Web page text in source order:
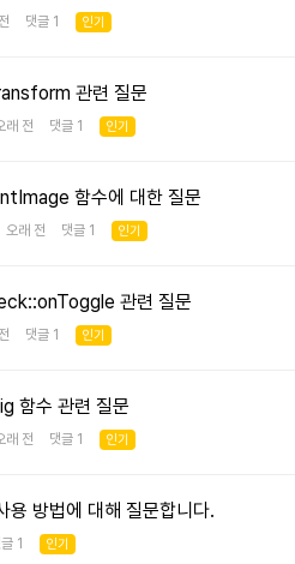
전 댓글 1 인기
관련 질문
래 전 댓글 1 인기
함수에 대한 질문
오래 전 댓글 1 인기
관련 질문
전 댓글 1 인기
함수 관련 질문
래 전 댓글 1 인기
방법에 대해 질문합니다.
글 1 인기